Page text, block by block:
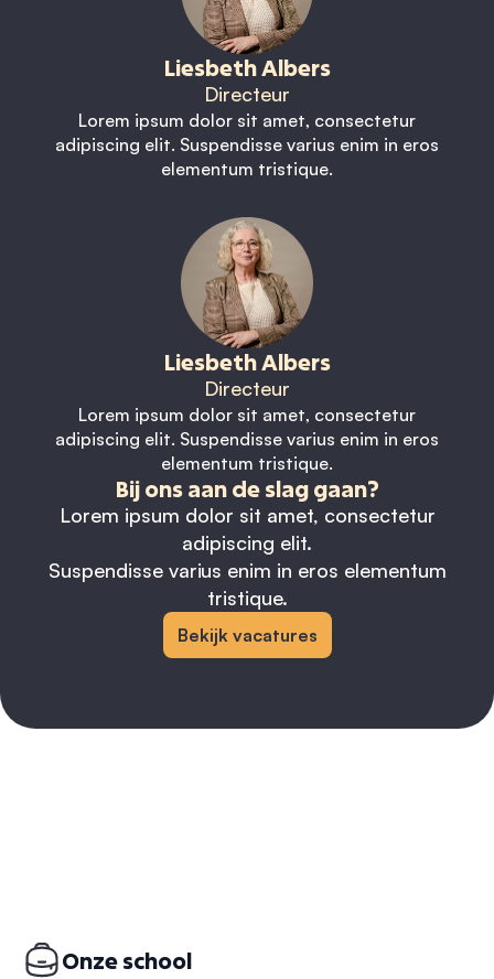
Liesbeth Albers
Directeur
Lorem ipsum dolor sit amet, consectetur
adipiscing elit. Suspendisse varius enim in eros
elementum tristique.
Liesbeth Albers
Directeur
Lorem ipsum dolor sit amet, consectetur
adipiscing elit. Suspendisse varius enim in eros
elementum tristique.
Bij ons aan de slag gaan?
Lorem ipsum dolor sit amet, consectetur
adipiscing elit.
Suspendisse varius enim in eros elementum
tristique.
Bekijk vacatures
Onze school